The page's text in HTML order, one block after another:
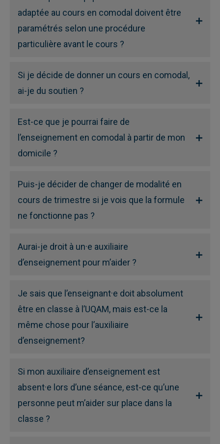
adaptée au cours en comodal doivent être
paramétrés selon une procédure
particulière avant le cours ?
Si je décide de donner un cours en comodal,
ai-je du soutien ?
Est-ce que je pourrai faire de
l’enseignement en comodal à partir de mon
domicile ?
Puis-je décider de changer de modalité en
cours de trimestre si je vois que la formule
ne fonctionne pas ?
Aurai-je droit à un·e auxiliaire
d’enseignement pour m’aider ?
Je sais que l’enseignant·e doit absolument
être en classe à l’UQAM, mais est-ce la
même chose pour l’auxiliaire
d’enseignement?
Si mon auxiliaire d’enseignement est
absent·e lors d’une séance, est-ce qu’une
personne peut m’aider sur place dans la
classe ?